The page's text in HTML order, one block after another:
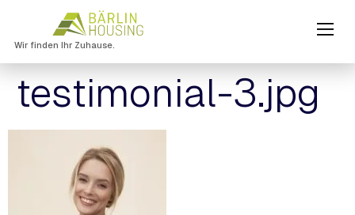
Wir finden Ihr Zuhause.
testimonial-3.jpg